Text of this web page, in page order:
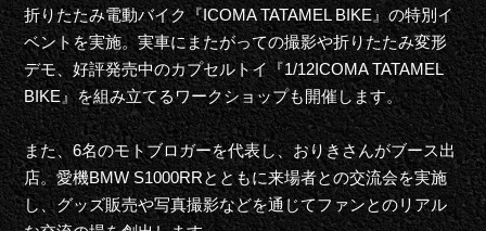
折りたたみ電動バイク『ICOMA TATAMEL BIKE』の特別イ
ベントを実施。実車にまたがっての撮影や折りたたみ変形
デモ、好評発売中のカプセルトイ『1/12ICOMA TATAMEL
BIKE』を組み立てるワークショップも開催します。
また、6名のモトブロガーを代表し、おりきさんがブース出
店。愛機BMW S1000RRとともに来場者との交流会を実施
し、グッズ販売や写真撮影などを通じてファンとのリアル